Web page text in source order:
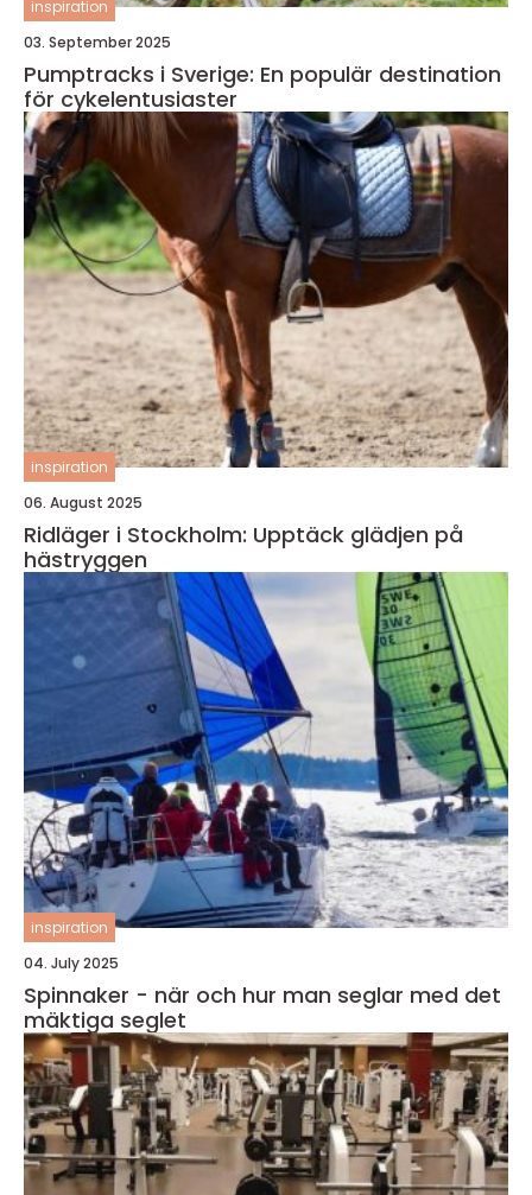
inspiration
03. September 2025
Pumptracks i Sverige: En populär destination
för cykelentusiaster
inspiration
06. August 2025
Ridläger i Stockholm: Upptäck glädjen på
hästryggen
inspiration
04. July 2025
Spinnaker - när och hur man seglar med det
mäktiga seglet